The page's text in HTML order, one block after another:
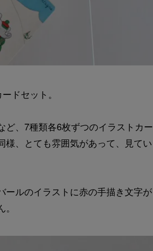
ドセット。
、7種類各6枚ずつのイラストカー
様、とても雰囲気があって、見てい
ールのイラストに赤の手描き文字が